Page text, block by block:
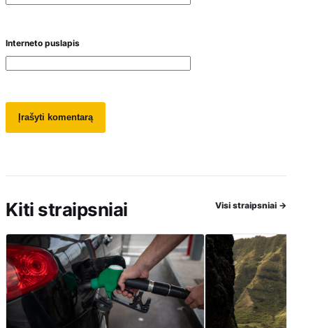
Interneto puslapis
Kiti straipsniai Visi straipsniai →